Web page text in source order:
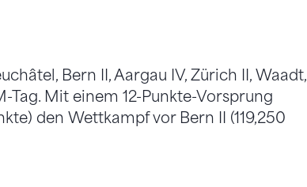
Bern II, Aargau IV, Zürich II, Waadt,
Mit einem 12-Punkte-Vorsprung
den Wettkampf vor Bern II (119,250